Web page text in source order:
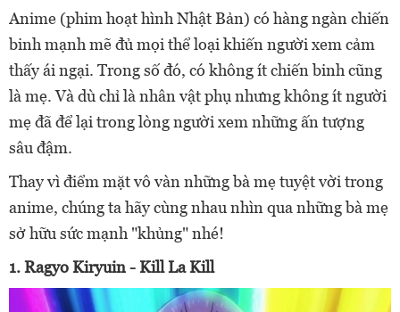
Anime (phim hoạt hình Nhật Bản) có hàng ngàn chiến
binh mạnh mẽ đủ mọi thể loại khiến người xem cảm
thấy ái ngại. Trong số đó, có không ít chiến binh cũng
là mẹ. Và dù chỉ là nhân vật phụ nhưng không ít người
mẹ đã để lại trong lòng người xem những ấn tượng
sâu đậm.
Thay vì điểm mặt vô vàn những bà mẹ tuyệt vời trong
anime, chúng ta hãy cùng nhau nhìn qua những bà mẹ
sở hữu sức mạnh "khủng" nhé!
1. Ragyo Kiryuin - Kill La Kill